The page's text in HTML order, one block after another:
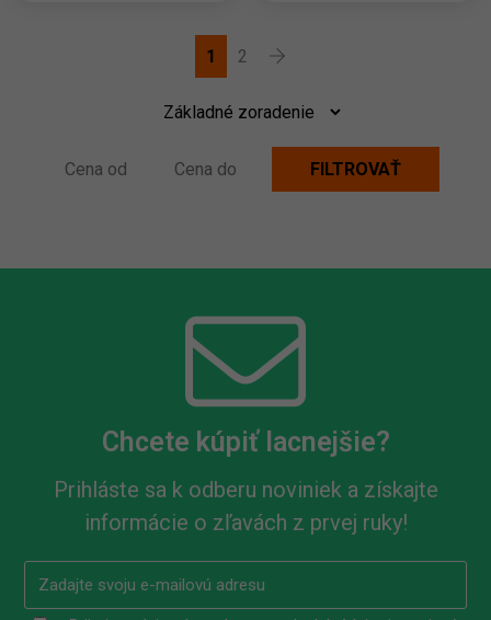
1 2
Chcete kúpiť lacnejšie?
Prihláste sa k odberu noviniek a získajte
informácie o zľavách z prvej ruky!